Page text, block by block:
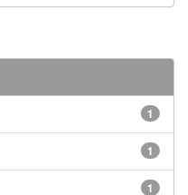
1
1
1